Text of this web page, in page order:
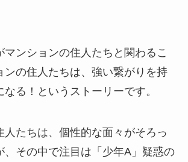
マンションの住人たちと関わるこ
ンの住人たちは、強い繋がりを持
る！というストーリーです。
人たちは、個性的な面々がそろっ
、その中で注目は「少年A」疑惑の